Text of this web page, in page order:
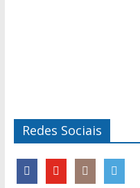
Redes Sociais